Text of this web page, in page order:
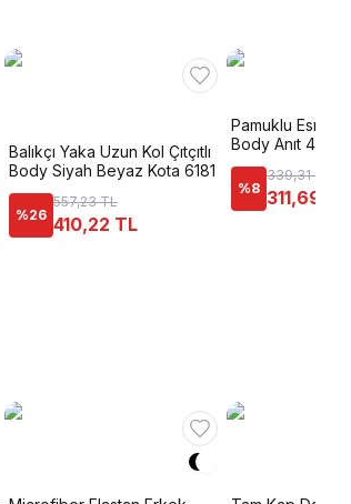
Balıkçı Yaka Uzun Kol Çıtçıtlı
Body Siyah Beyaz Kota 6181
%26
557,23 TL
410,22 TL
Pamuklu Esnek
Body Anıt 4056
%8
339,31 TL
311,69 TL